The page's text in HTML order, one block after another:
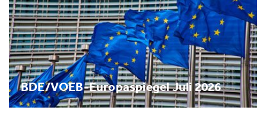
BDE/VOEB-Europaspiegel Juli 2026